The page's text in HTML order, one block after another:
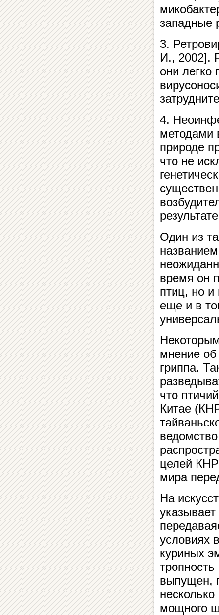
западные
3.
И., 2002].
они легко
4.
методами
природе
что не
Один из
время он
птиц, но и
еще и в
мнение об
гриппа.
что
Китае
целей КНР
мира
На
условиях
куриных
выпущен,
мощного